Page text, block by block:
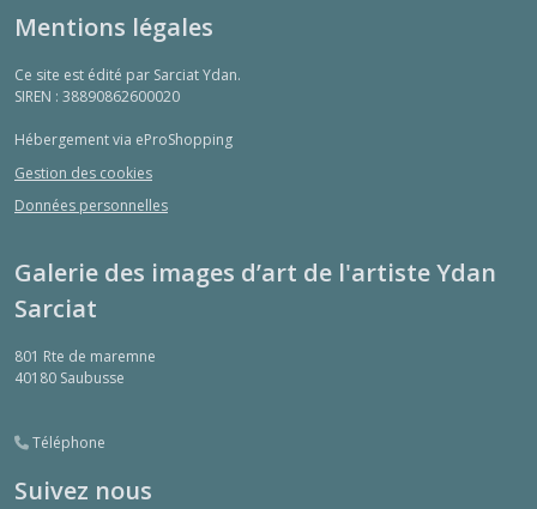
Mentions légales
Ce site est édité par Sarciat Ydan.
SIREN : 38890862600020
Hébergement via eProShopping
Gestion des cookies
Données personnelles
Galerie des images d’art de l'artiste Ydan
Sarciat
801 Rte de maremne
40180 Saubusse
Téléphone
Suivez nous